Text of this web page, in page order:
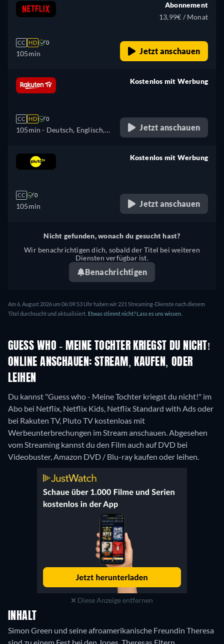
CC HD 0
105min
Abonnement
13,99€ / Monat
Jetzt anschauen
CC HD 0
105min - Deutsch, Englisch,
Kostenlos mit Werbung
Jetzt anschauen
CC 0
105min
Kostenlos mit Werbung
Jetzt anschauen
Nicht gefunden, wonach du gesucht hast?
Wir benachrichtigen dich, sobald der Titel bei weiteren
Diensten verfügbar ist.
Benachrichtigen
Am 6. August 2026 um 06:09:53 Uhr haben wir 221 Streaming-Dienste nach diesem
Titel durchsucht und aktualisiert. Etwas stimmt nicht? Lass es uns wissen.
GUESS WHO - MEINE TOCHTER KRIEGST DU NICHT!
ONLINE ANSCHAUEN: STREAM, KAUFEN, ODER
LEIHEN
Du kannst "Guess who - Meine Tochter kriegst du nicht!" im
Abo bei Netflix, Netflix Kids, Netflix Standard with Ads oder
bei Rakuten TV, Pluto TV kostenloas mit
Werbeunterbrechungen im Stream anschauen.Abgesehen
vom Streaming kannst du den Film auch auf DVD bei
Videobuster, Amazon DVD / Blu-ray kaufen oder leihen.
Diese Anzeige entfernen
INHALT
Simon Green und seine afroamerikanische Freundin Theresa